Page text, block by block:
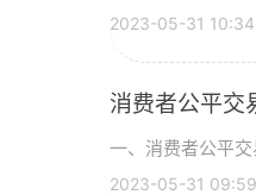
2023-05-31
消费者公平交
一、消费者公平
2023-05-31